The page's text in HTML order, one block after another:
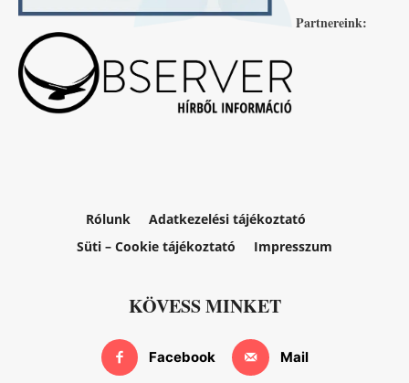
Partnereink:
Rólunk
Adatkezelési tájékoztató
Süti – Cookie tájékoztató
Impresszum
KÖVESS MINKET
Facebook Mail